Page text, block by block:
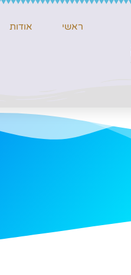
ראשי אודות